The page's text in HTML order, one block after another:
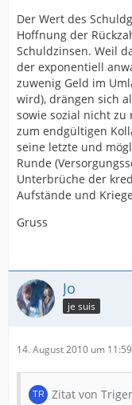
Der Wert des
Hoffnung der
Schuldzinsen. Weil
der exponentiell
zuwenig Geld im
wird), drängen sich
sowie sozial nicht
zum endgültigen
seine letzte und
Runde
Unterbrüche der
Aufstände und
Gruss
Jo
je suis
14. August 2010 um 11:59
Zitat von